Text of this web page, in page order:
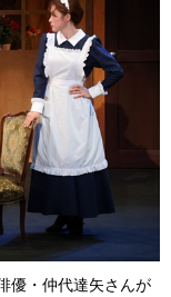
優・仲代達矢さんが